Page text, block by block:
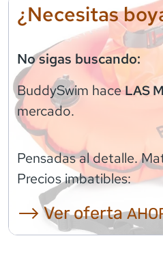
¿Necesitas
No sigas buscando:
BuddySwim haceLAS
mercado.
Pensadas al detalle.
Precios imbatibles:
⟶ Ver oferta